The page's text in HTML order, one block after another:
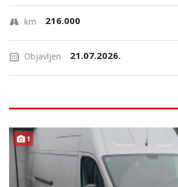
km 216.000
Objavljen 21.07.2026.
1